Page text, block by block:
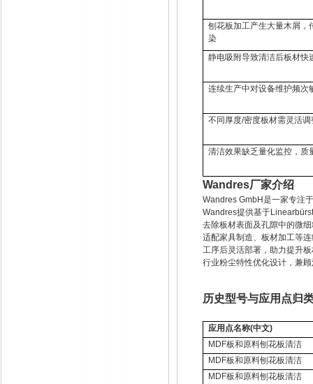
刨花板加工产生大量木屑，
染
静电吸附导致清洁后板材快
连续生产中对设备维护频次
不同厚度/密度板材需灵活
清洁效果缺乏量化监控，质
Wandres厂家介绍
Wandres GmbH是一家专注
Wandres提供基于Linearbü
去除板材表面及孔隙中的微
适配家具制造、板材加工等
工序后灵活部署，助力提升
行业粉尘特性优化设计，兼
历史型号与应用点归
应用点名称(中文)
MDF板和原料刨花板清洁
MDF板和原料刨花板清洁
MDF板和原料刨花板清洁